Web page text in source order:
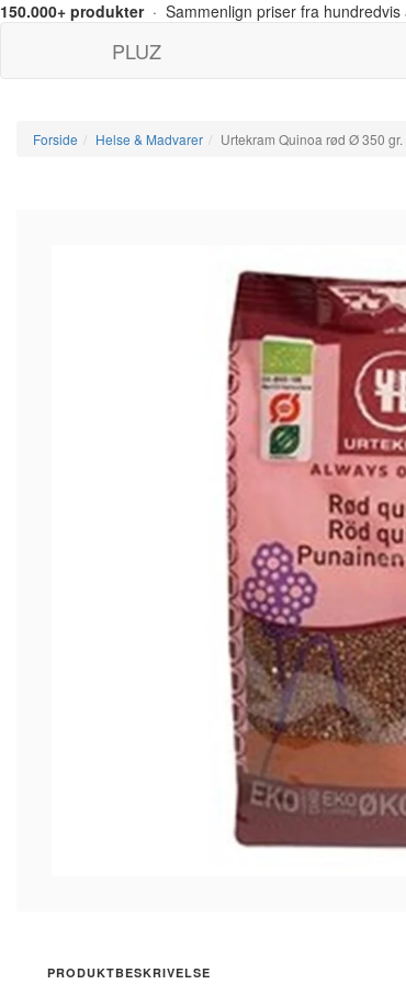
150.000+ produkter· Sammenlign priser fra
PLUZ
Forside Helse & Madvarer Urtekram Quinoa rød Ø 350 gr.
PRODUKTBESKRIVELSE